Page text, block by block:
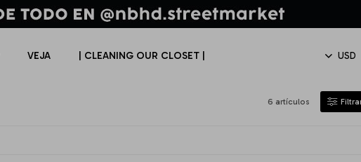
VEJA | CLEANING OUR CLOSET |
6 artículos